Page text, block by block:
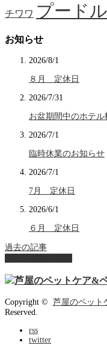
チワワ プードル
お知らせ
2026/8/1
８月 定休日
2026/7/31
お盆期間中のホテ
2026/7/1
臨時休業のお知らせ
2026/7/1
7月 定休日
2026/6/1
６月 定休日
過去の記事
Copyright © 芦屋のペット
Reserved.
rss
twitter